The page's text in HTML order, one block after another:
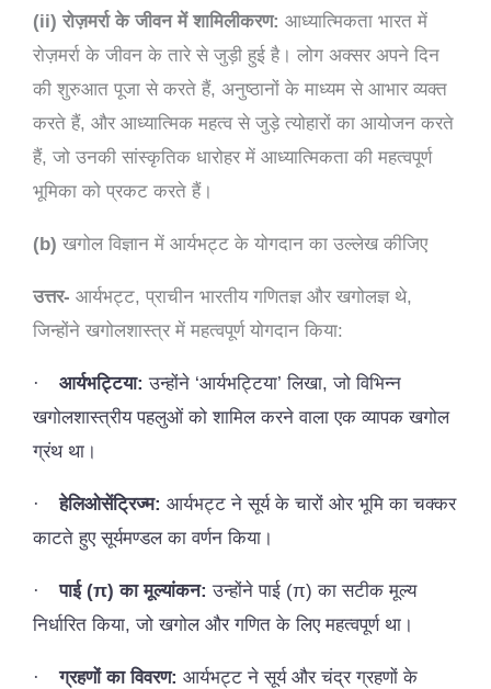
(ii) रोज़मर्रा के जीवन में शामिलीकरण: आध्यात्मिकता भारत में
रोज़मर्रा के जीवन के तारे से जुड़ी हुई है। लोग अक्सर अपने दिन
की शुरुआत पूजा से करते हैं, अनुष्ठानों के माध्यम से आभार व्यक्त
करते हैं, और आध्यात्मिक महत्व से जुड़े त्योहारों का आयोजन करते
हैं, जो उनकी सांस्कृतिक धारोहर में आध्यात्मिकता की महत्वपूर्ण
भूमिका को प्रकट करते हैं।
(b) खगोल विज्ञान में आर्यभट्ट के योगदान का उल्लेख कीजिए
उत्तर- आर्यभट्ट, प्राचीन भारतीय गणितज्ञ और खगोलज्ञ थे,
जिन्होंने खगोलशास्त्र में महत्वपूर्ण योगदान किया:
· आर्यभट्टिया: उन्होंने ‘आर्यभट्टिया’ लिखा, जो विभिन्न
खगोलशास्त्रीय पहलुओं को शामिल करने वाला एक व्यापक खगोल
ग्रंथ था।
· हेलिओसेंट्रिज्म: आर्यभट्ट ने सूर्य के चारों ओर भूमि का चक्कर
काटते हुए सूर्यमण्डल का वर्णन किया।
· पाई (π) का मूल्यांकन: उन्होंने पाई (π) का सटीक मूल्य
निर्धारित किया, जो खगोल और गणित के लिए महत्वपूर्ण था।
· ग्रहणों का विवरण: आर्यभट्ट ने सूर्य और चंद्र ग्रहणों के